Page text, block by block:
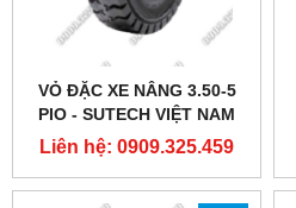
VỎ ĐẶC XE NÂNG 3.50-5
PIO - SUTECH VIỆT NAM
Liên hệ: 0909.325.459